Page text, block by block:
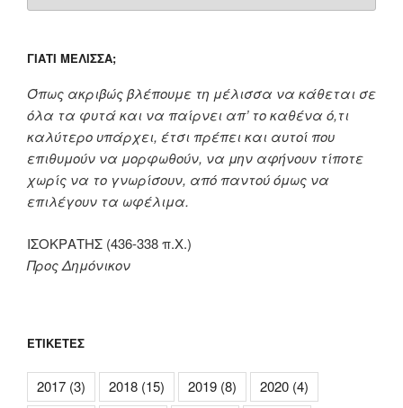
ΓΙΑΤΊ ΜΈΛΙΣΣΑ;
Όπως ακριβώς βλέπουμε τη μέλισσα να κάθεται σε
όλα τα φυτά και να παίρνει απ’ το καθένα ό,τι
καλύτερο υπάρχει, έτσι πρέπει και αυτοί που
επιθυμούν να μορφωθούν, να μην αφήνουν τίποτε
χωρίς να το γνωρίσουν, από παντού όμως να
επιλέγουν τα ωφέλιμα.
ΙΣΟΚΡΑΤΗΣ (436-338 π.Χ.)
Προς Δημόνικον
ΕΤΙΚΈΤΕΣ
2017 (3) 2018 (15) 2019 (8) 2020 (4)